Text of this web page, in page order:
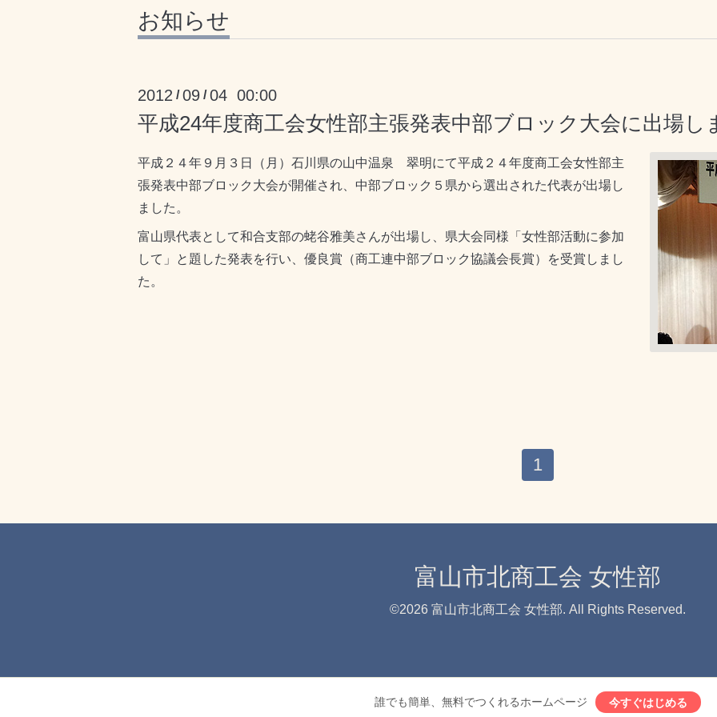
お知らせ
2012 /09 /04 00:00
平成24年度商工会女性部主張発表中部ブロック大会に出場し
平成２４年９月３日（月）石川県の山中温泉 翠明にて平成２４年度商工会女性部主
張発表中部ブロック大会が開催され、中部ブロック５県から選出された代表が出場し
ました。
富山県代表として和合支部の蛯谷雅美さんが出場し、県大会同様「女性部活動に参加
して」と題した発表を行い、優良賞（商工連中部ブロック協議会長賞）を受賞しまし
た。
1
富山市北商工会 女性部
©2026 富山市北商工会 女性部. All Rights Reserved.
誰でも簡単、無料でつくれるホームページ 今すぐはじめる